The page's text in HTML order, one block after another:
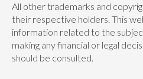
All other trademarks and
their respective holders. This
information related to the
making any financial or legal
should be consulted.